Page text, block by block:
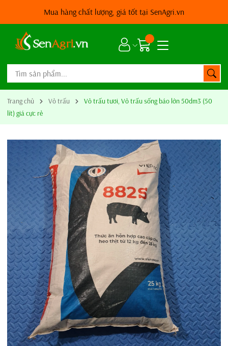
Mua hàng chất lượng, giá tốt tại SenAgri.vn
Trang chủ Vỏ trấu
Vỏ trấu tươi, Vỏ trấu sống báo lớn 50dm3 (50
lít) giá cực rẻ